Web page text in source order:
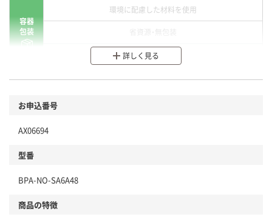
容器
包装
環境に配慮した材料を使用
分別・リサイクルしやすい設計
商品
本体
仕組
詳しく見る
お申込番号
AX06694
型番
BPA-NO-SA6A48
商品の特徴